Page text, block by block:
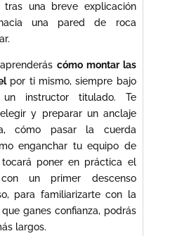
tras una breve explicación
una pared de roca
cómo montar las
por ti mismo, siempre bajo
instructor titulado. Te
y preparar un anclaje
cómo pasar la cuerda
enganchar tu equipo de
poner en práctica el
un primer descenso
para familiarizarte con la
ganes confianza, podrás
largos.